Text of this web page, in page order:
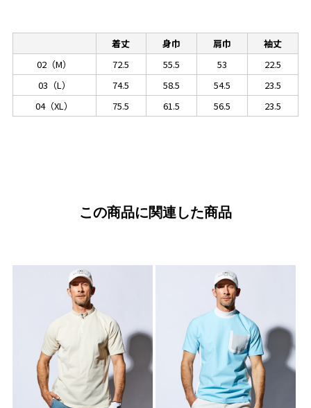
着丈 身巾 肩巾
袖丈
02（M）
72.5 55.5 53
22.5
03（L）
74.5 58.5 54.5
23.5
04（XL）
75.5 61.5 56.5 23.5
この商品に関連した商品